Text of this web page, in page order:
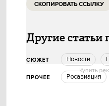
Купить
СКОПИРОВАТЬ ССЫЛКУ
Другие статьи
СЮЖЕТ новости
ПРОЧЕЕ Росавиация